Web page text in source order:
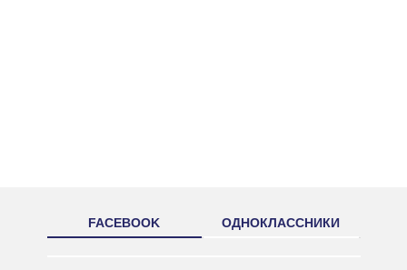
FACEBOOK ОДНОКЛАССНИКИ